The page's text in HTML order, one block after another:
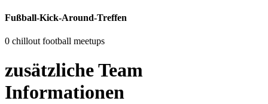
Fußball-Kick-Around-Treffen
0 chillout football meetups
zusätzliche Team
Informationen